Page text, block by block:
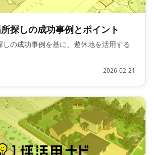
探しの成功事例とポイント
しの成功事例を基に、遊休地を活用する
2026-02-21